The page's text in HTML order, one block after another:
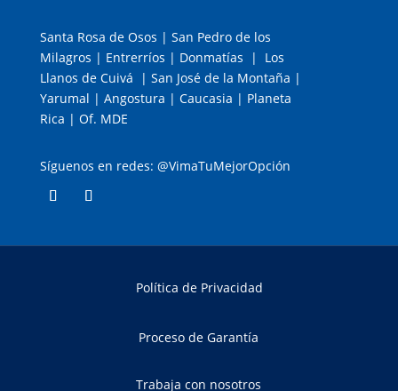
Santa Rosa de Osos | San Pedro de los
Milagros | Entrerríos | Donmatías | Los
Llanos de Cuivá | San José de la Montaña |
Yarumal | Angostura | Caucasia | Planeta
Rica | Of. MDE
Síguenos en redes: @VimaTuMejorOpción
Política de Privacidad
Proceso de Garantía
Trabaja con nosotros